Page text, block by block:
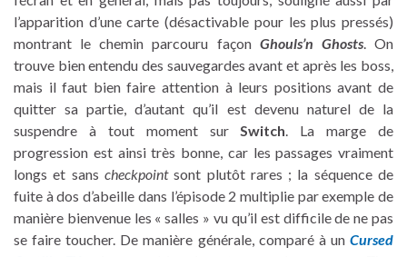
l’apparition d’une carte (désactivable pour les plus pressés)
montrant le chemin parcouru façon Ghouls’n Ghosts. On
trouve bien entendu des sauvegardes avant et après les boss,
mais il faut bien faire attention à leurs positions avant de
quitter sa partie, d’autant qu’il est devenu naturel de la
suspendre à tout moment surSwitch. La marge de
progression est ainsi très bonne, car les passages vraiment
longs et sans checkpointsont plutôt rares ; la séquence de
fuite à dos d’abeille dans l’épisode 2 multiplie par exemple de
manière bienvenue les « salles » vu qu’il est difficile de ne pas
se faire toucher. De manière générale, comparé à un Cursed